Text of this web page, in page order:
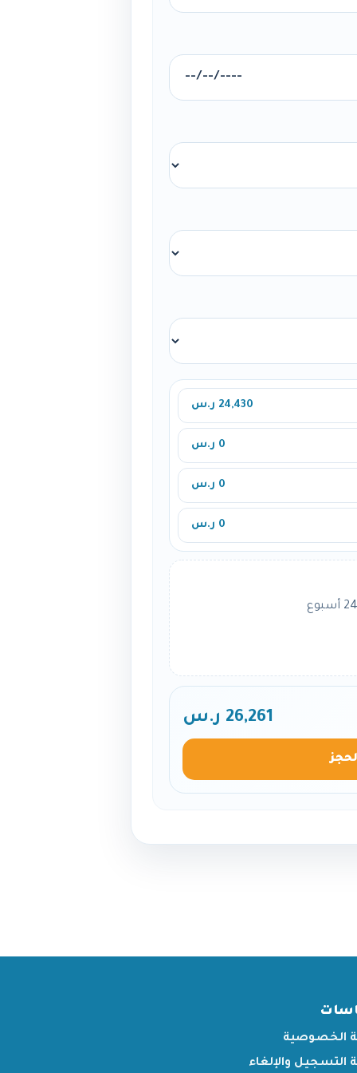
24,430 ر.س
0 ر.س
0 ر.س
0 ر.س
26,261 ر.س
الخصوصية
والإلغاء